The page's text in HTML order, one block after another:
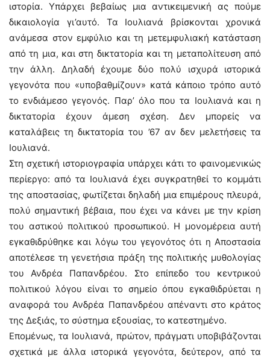
ιστορία. Υπάρχει βεβαίως μια αντικειμενική ας πούμε
δικαιολογία γι’αυτό. Τα Ιουλιανά βρίσκονται χρονικά
ανάμεσα στον εμφύλιο και τη μετεμφυλιακή κατάσταση
από τη μια, και στη δικτατορία και τη μεταπολίτευση από
την άλλη. Δηλαδή έχουμε δύο πολύ ισχυρά ιστορικά
γεγονότα που «υποβαθμίζουν» κατά κάποιο τρόπο αυτό
το ενδιάμεσο γεγονός. Παρ’ όλο που τα Ιουλιανά και η
δικτατορία έχουν άμεση σχέση. Δεν μπορείς να
καταλάβεις τη δικτατορία του ’67 αν δεν μελετήσεις τα
Ιουλιανά.
Στη σχετική ιστοριογραφία υπάρχει κάτι το φαινομενικώς
περίεργο: από τα Ιουλιανά έχει συγκρατηθεί το κομμάτι
της αποστασίας, φωτίζεται δηλαδή μια επιμέρους πλευρά,
πολύ σημαντική βέβαια, που έχει να κάνει με την κρίση
του αστικού πολιτικού προσωπικού. Η μονομέρεια αυτή
εγκαθιδρύθηκε και λόγω του γεγονότος ότι η Αποστασία
αποτέλεσε τη γενετήσια πράξη της πολιτικής μυθολογίας
του Ανδρέα Παπανδρέου. Στο επίπεδο του κεντρικού
πολιτικού λόγου είναι το σημείο όπου εγκαθιδρύεται η
αναφορά του Ανδρέα Παπανδρέου απέναντι στο κράτος
της Δεξιάς, το σύστημα εξουσίας, το κατεστημένο.
Επομένως, τα Ιουλιανά, πρώτον, πράγματι υποβιβάζονται
σχετικά με άλλα ιστορικά γεγονότα, δεύτερον, από τα